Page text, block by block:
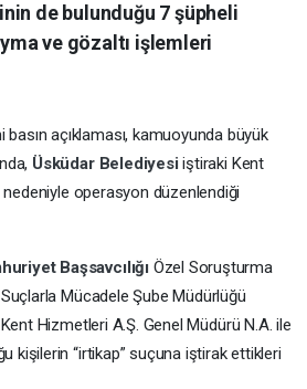
de bulunduğu 7 şüpheli
ve gözaltı işlemleri
basın açıklaması, kamuoyunda büyük
Üsküdar Belediyesiiştiraki Kent
operasyon düzenlendiği
Başsavcılığı Özel Soruşturma
Mücadele Şube Müdürlüğü
Hizmetleri A.Ş. Genel Müdürü N.A. ile
kişilerin “irtikap” suçuna iştirak ettikleri